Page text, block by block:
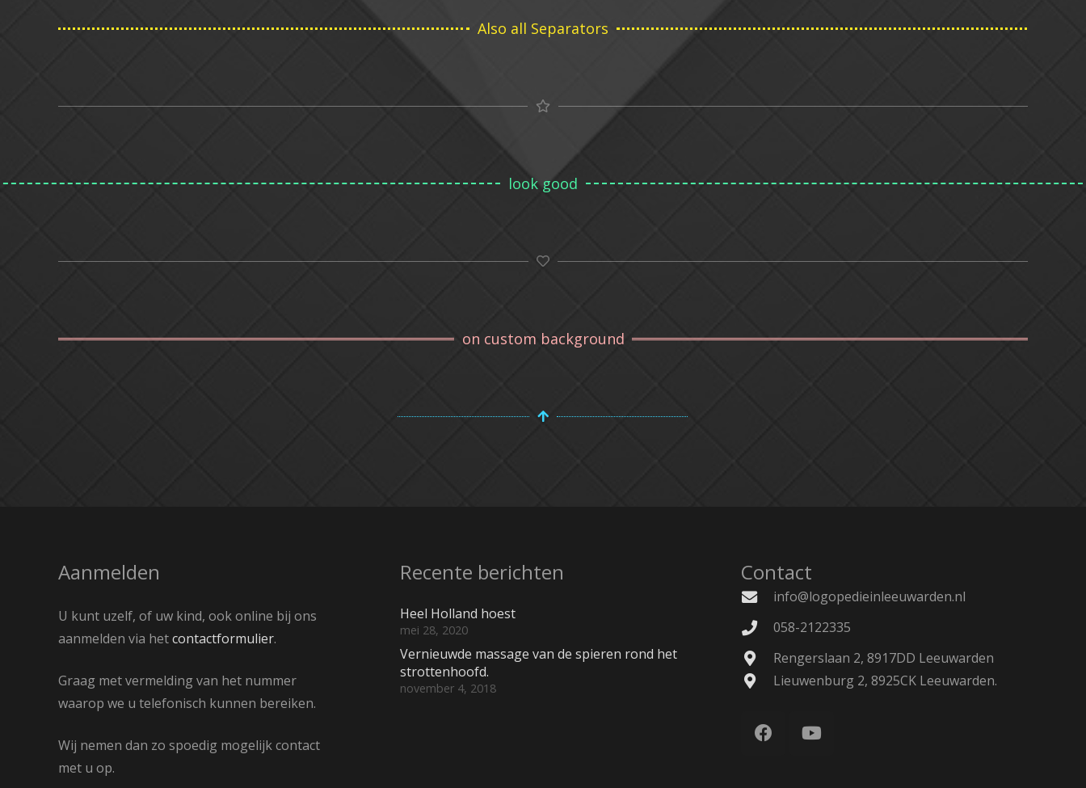
Also all Separators
look good
on custom background
Aanmelden
U kunt uzelf, of uw kind, ook online bij ons
aanmelden via hetcontactformulier.
Graag met vermelding van het nummer
waarop we u telefonisch kunnen bereiken.
Wij nemen dan zo spoedig mogelijk contact
met u op.
Recente berichten
Heel Holland hoest
mei 28, 2020
Vernieuwde massage van de spieren rond het
strottenhoofd.
november 4, 2018
Contact
info@logopedieinleeuwarden.nl
058-2122335
Rengerslaan 2, 8917DD Leeuwarden
Lieuwenburg 2, 8925CK Leeuwarden.